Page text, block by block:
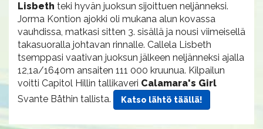
Lisbeth teki hyvän juoksun sijoittuen neljänneksi.
Jorma Kontion ajokki oli mukana alun kovassa
vauhdissa, matkasi sitten 3. sisällä ja nousi viimeisellä
takasuoralla johtavan rinnalle. Callela Lisbeth
tsemppasi vaativan juoksun jälkeen neljänneksi ajalla
12,1a/1640m ansaiten 111 000 kruunua. Kilpailun
voitti Capitol Hillin tallikaveri Calamara's Girl
Svante Båthin tallista.
Katso lähtö täällä!